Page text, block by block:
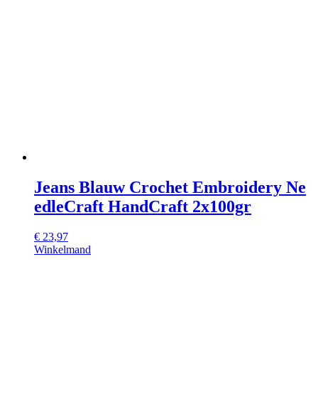
Jeans Blauw Crochet Embroidery Ne
edleCraft HandCraft 2x100gr
€ 23,97
Winkelmand